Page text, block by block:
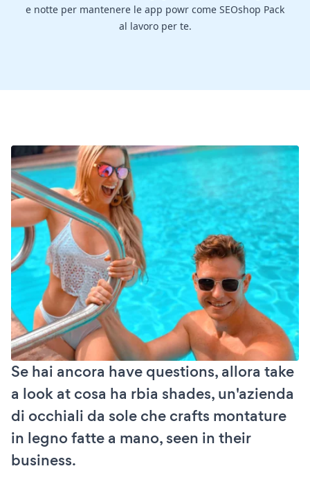
e notte per mantenere le app powr come SEOshop Pack
al lavoro per te.
Se hai ancora have questions, allora take
a look at cosa ha rbia shades, un'azienda
di occhiali da sole che crafts montature
in legno fatte a mano, seen in their
business.